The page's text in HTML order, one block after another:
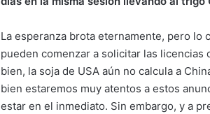
l
La esperanza brota eternamente, pero
pueden comenzar a solicitar las
bien, la soja de USA aún no calcula a
bien estaremos muy atentos a estos
estar en el inmediato. Sin embargo, y a